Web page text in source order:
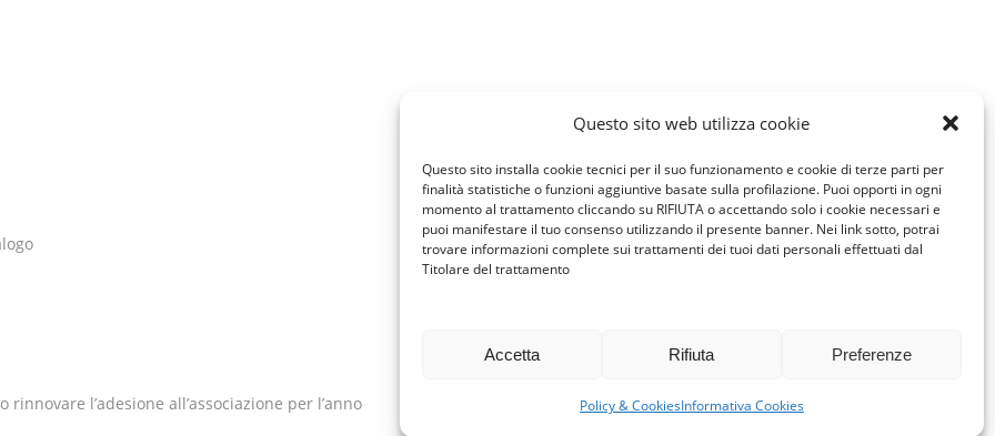
Questo sito web utilizza cookie
Questo sito installa cookie tecnici per il suo funzionamento e cookie di terze parti per
finalità statistiche o funzioni aggiuntive basate sulla profilazione. Puoi opporti in ogni
momento al trattamento cliccando su RIFIUTA o accettando solo i cookie necessari e
puoi manifestare il tuo consenso utilizzando il presente banner. Nei link sotto, potrai
trovare informazioni complete sui trattamenti dei tuoi dati personali effettuati dal
Titolare del trattamento
Accetta Rifiuta Preferenze
Policy & CookiesInformativa Cookies
l’adesione all’associazione per l’anno